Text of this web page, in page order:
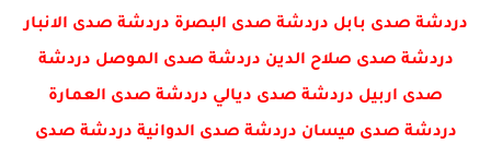
دردشة صدى بابل دردشة صدى البصرة دردشة صدى الانبار
دردشة صدى صلاح الدين دردشة صدى الموصل دردشة
صدى اربيل دردشة صدى ديالي دردشة صدى العمارة
دردشة صدى ميسان دردشة صدى الدوانية دردشة صدى